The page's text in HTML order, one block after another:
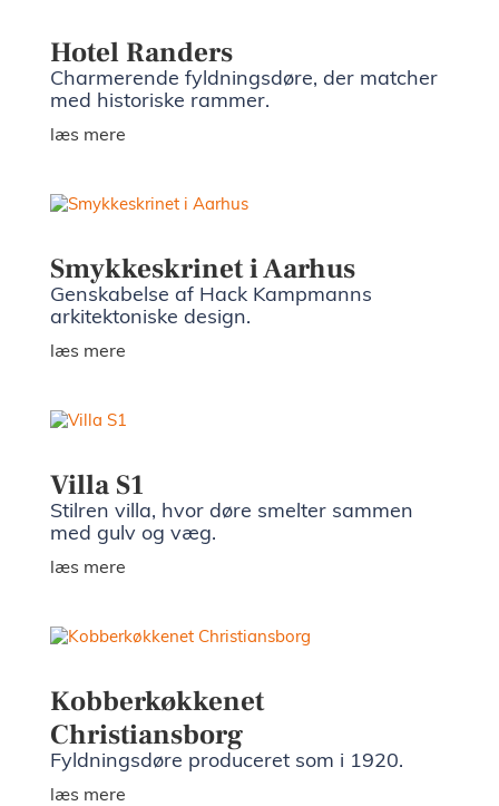
Hotel Randers
Charmerende fyldningsdøre, der matcher
med historiske rammer.
læs mere
Smykkeskrinet i Aarhus
Genskabelse af Hack Kampmanns
arkitektoniske design.
læs mere
Villa S1
Stilren villa, hvor døre smelter sammen
med gulv og væg.
læs mere
Kobberkøkkenet
Christiansborg
Fyldningsdøre produceret som i 1920.
læs mere